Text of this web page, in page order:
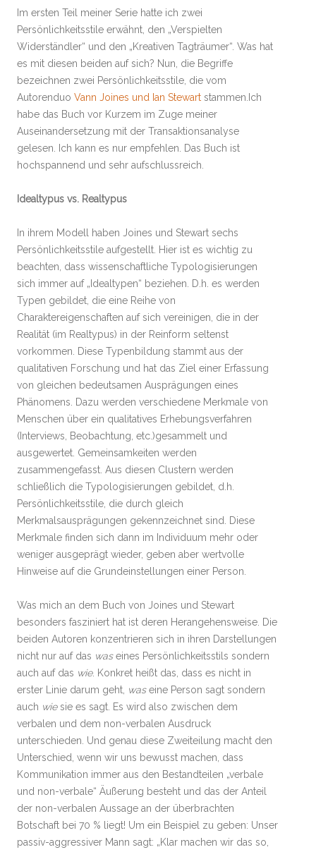
Im ersten Teil meiner Serie hatte ich zwei
Persönlichkeitsstile erwähnt, den „Verspielten
Widerständler“ und den „Kreativen Tagträumer“. Was hat
es mit diesen beiden auf sich? Nun, die Begriffe
bezeichnen zwei Persönlichkeitsstile, die vom
Autorenduo Vann Joines und Ian Stewart stammen.Ich
habe das Buch vor Kurzem im Zuge meiner
Auseinandersetzung mit der Transaktionsanalyse
gelesen. Ich kann es nur empfehlen. Das Buch ist
hochspannend und sehr aufschlussreich.
Idealtypus vs. Realtypus
In ihrem Modell haben Joines und Stewart sechs
Persönlichkeitsstile aufgestellt. Hier ist es wichtig zu
beachten, dass wissenschaftliche Typologisierungen
sich immer auf „Idealtypen“ beziehen. D.h. es werden
Typen gebildet, die eine Reihe von
Charaktereigenschaften auf sich vereinigen, die in der
Realität (im Realtypus) in der Reinform seltenst
vorkommen. Diese Typenbildung stammt aus der
qualitativen Forschung und hat das Ziel einer Erfassung
von gleichen bedeutsamen Ausprägungen eines
Phänomens. Dazu werden verschiedene Merkmale von
Menschen über ein qualitatives Erhebungsverfahren
(Interviews, Beobachtung, etc.)gesammelt und
ausgewertet. Gemeinsamkeiten werden
zusammengefasst. Aus diesen Clustern werden
schließlich die Typologisierungen gebildet, d.h.
Persönlichkeitsstile, die durch gleich
Merkmalsausprägungen gekennzeichnet sind. Diese
Merkmale finden sich dann im Individuum mehr oder
weniger ausgeprägt wieder, geben aber wertvolle
Hinweise auf die Grundeinstellungen einer Person.
Was mich an dem Buch von Joines und Stewart
besonders fasziniert hat ist deren Herangehensweise. Die
beiden Autoren konzentrieren sich in ihren Darstellungen
nicht nur auf das waseines Persönlichkeitsstils sondern
auch auf das wie. Konkret heißt das, dass es nicht in
erster Linie darum geht, waseine Person sagt sondern
auch wiesie es sagt. Es wird also zwischen dem
verbalen und dem non-verbalen Ausdruck
unterschieden. Und genau diese Zweiteilung macht den
Unterschied, wenn wir uns bewusst machen, dass
Kommunikation immer aus den Bestandteilen „verbale
und non-verbale“ Äußerung besteht und das der Anteil
der non-verbalen Aussage an der überbrachten
Botschaft bei 70 % liegt! Um ein Beispiel zu geben: Unser
passiv-aggressiver Mann sagt: „Klar machen wir das so,